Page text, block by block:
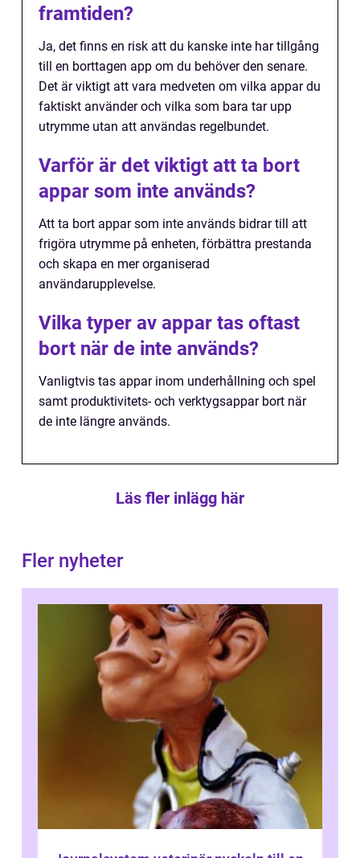
framtiden?
Ja, det finns en risk att du kanske inte har tillgång
till en borttagen app om du behöver den senare.
Det är viktigt att vara medveten om vilka appar du
faktiskt använder och vilka som bara tar upp
utrymme utan att användas regelbundet.
Varför är det viktigt att ta bort
appar som inte används?
Att ta bort appar som inte används bidrar till att
frigöra utrymme på enheten, förbättra prestanda
och skapa en mer organiserad
användarupplevelse.
Vilka typer av appar tas oftast
bort när de inte används?
Vanligtvis tas appar inom underhållning och spel
samt produktivitets- och verktygsappar bort när
de inte längre används.
Läs fler inlägg här
Fler nyheter